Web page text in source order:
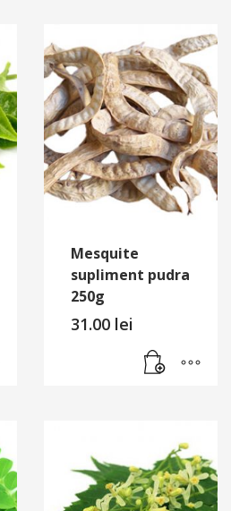
Mesquite
supliment pudra
250g
31.00 lei